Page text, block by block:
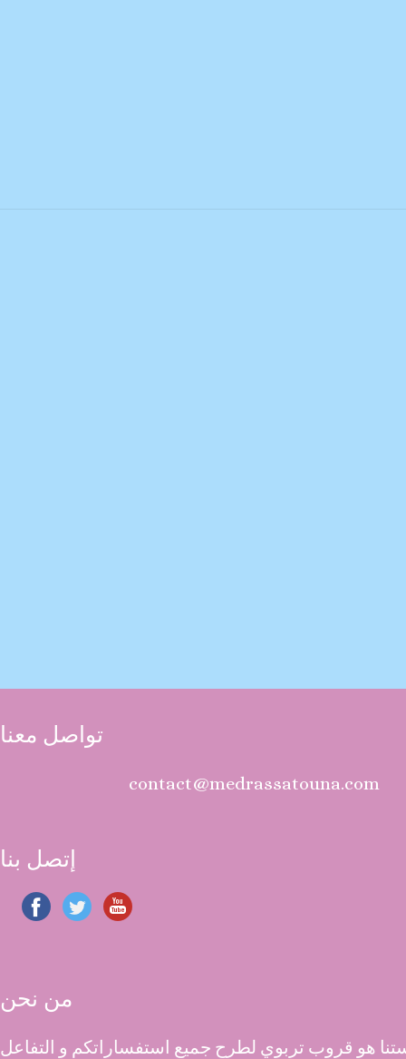
تواصل معنا
contact@medrassatouna.com
إتصل بنا
من نحن
هو قروب تربوي لطرح جميع استفساراتكم و التفاعل